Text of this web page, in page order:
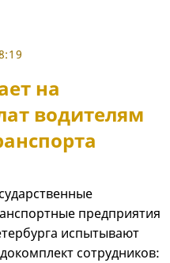
на
водителям
предприятия
испытывают
сотрудников: